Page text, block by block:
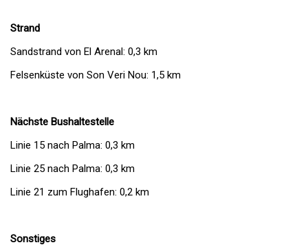
Strand
Sandstrand von El Arenal: 0,3 km
Felsenküste von Son Veri Nou: 1,5 km
Nächste Bushaltestelle
Linie 15 nach Palma: 0,3 km
Linie 25 nach Palma: 0,3 km
Linie 21 zum Flughafen: 0,2 km
Sonstiges